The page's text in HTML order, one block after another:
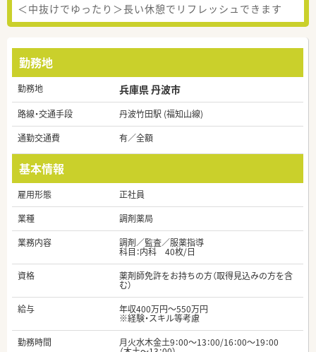
＜中抜けでゆったり＞長い休憩でリフレッシュできます
勤務地
勤務地 兵庫県 丹波市
路線・交通手段
丹波竹田駅 (福知山線)
通勤交通費
有／全額
基本情報
雇用形態
正社員
業種
調剤薬局
業務内容
調剤／監査／服薬指導
科目：内科 40枚/日
資格
薬剤師免許をお持ちの方（取得見込みの方を含
む）
給与
年収400万円～550万円
※経験・スキル等考慮
勤務時間
月火水木金土9：00～13：00/16：00～19：00